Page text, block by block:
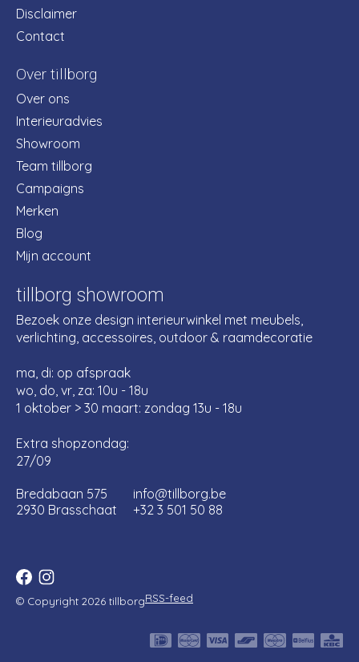
Disclaimer
Contact
Over tillborg
Over ons
Interieuradvies
Showroom
Team tillborg
Campaigns
Merken
Blog
Mijn account
tillborg showroom
Bezoek onze design interieurwinkel met meubels,
verlichting, accessoires, outdoor & raamdecoratie
ma, di: op afspraak
wo, do, vr, za: 10u - 18u
1 oktober > 30 maart: zondag 13u - 18u
Extra shopzondag:
27/09
Bredabaan 575
2930 Brasschaat
info@tillborg.be
+32 3 501 50 88
© Copyright 2026 tillborgRSS-feed